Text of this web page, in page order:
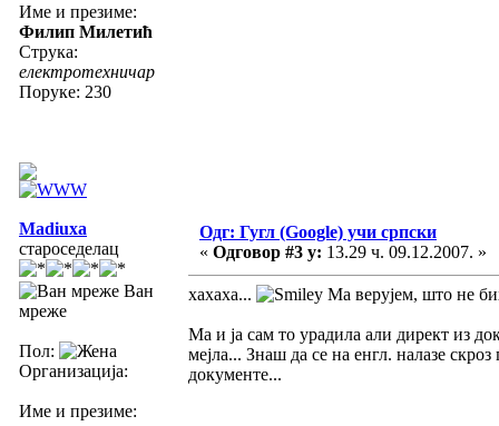
Име и презиме:
Филип Милетић
Струка:
електротехничар
Поруке: 230
Madiuxa
староседелац
Ван
мреже
Пол:
Организација:
Име и презиме:
Одг: Гугл (Google) учи српски
« Одговор #3 у: 13.29 ч. 09.12.2007. »
хахаха... Ма верујем, што не
Ма и ја сам то урадила али директ из
мејла... Знаш да се на енгл. налазе
документе...